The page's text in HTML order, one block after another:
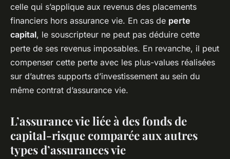
celle qui s’applique aux revenus des placements
financiers hors assurance vie. En cas de perte
capital, le souscripteur ne peut pas déduire cette
perte de ses revenus imposables. En revanche, il peut
compenser cette perte avec les plus-values réalisées
sur d’autres supports d’investissement au sein du
même contrat d’assurance vie.
L’assurance vie liée à des fonds de
capital-risque comparée aux autres
types d’assurances vie